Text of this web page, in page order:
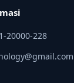
20000-228